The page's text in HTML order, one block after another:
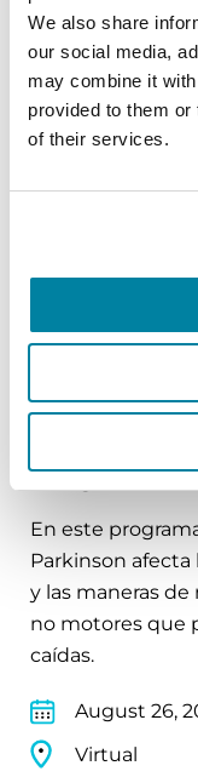
We also share
our social media,
may combine it
provided to them
of their services.
los CDC y
el día del
harán
Cómo
riesgos de
En este
Parkinson afecta
y las maneras
no motores que
caídas.
August 26,
Virtual